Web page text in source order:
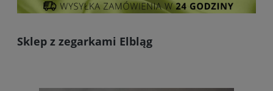
Sklep z zegarkami Elbląg